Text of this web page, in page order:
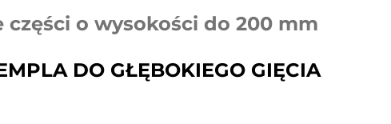
części o wysokości do 200 mm
DO GŁĘBOKIEGO GIĘCIA